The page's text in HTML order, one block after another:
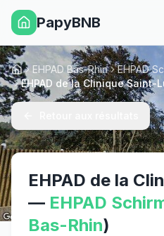
PapyBNB
AccueilEHPAD Bas-Rhin
EHPAD
EHPAD de la Clinique Saint-
EHPAD de la
— EHPAD
Bas-Rhin)